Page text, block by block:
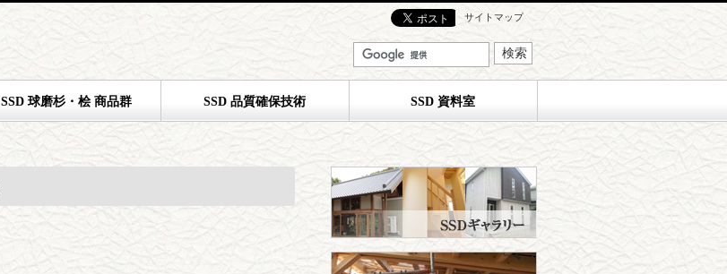
サイトマップ
SSD 球磨杉・桧 商品群 SSD 品質確保技術 SSD 資料室